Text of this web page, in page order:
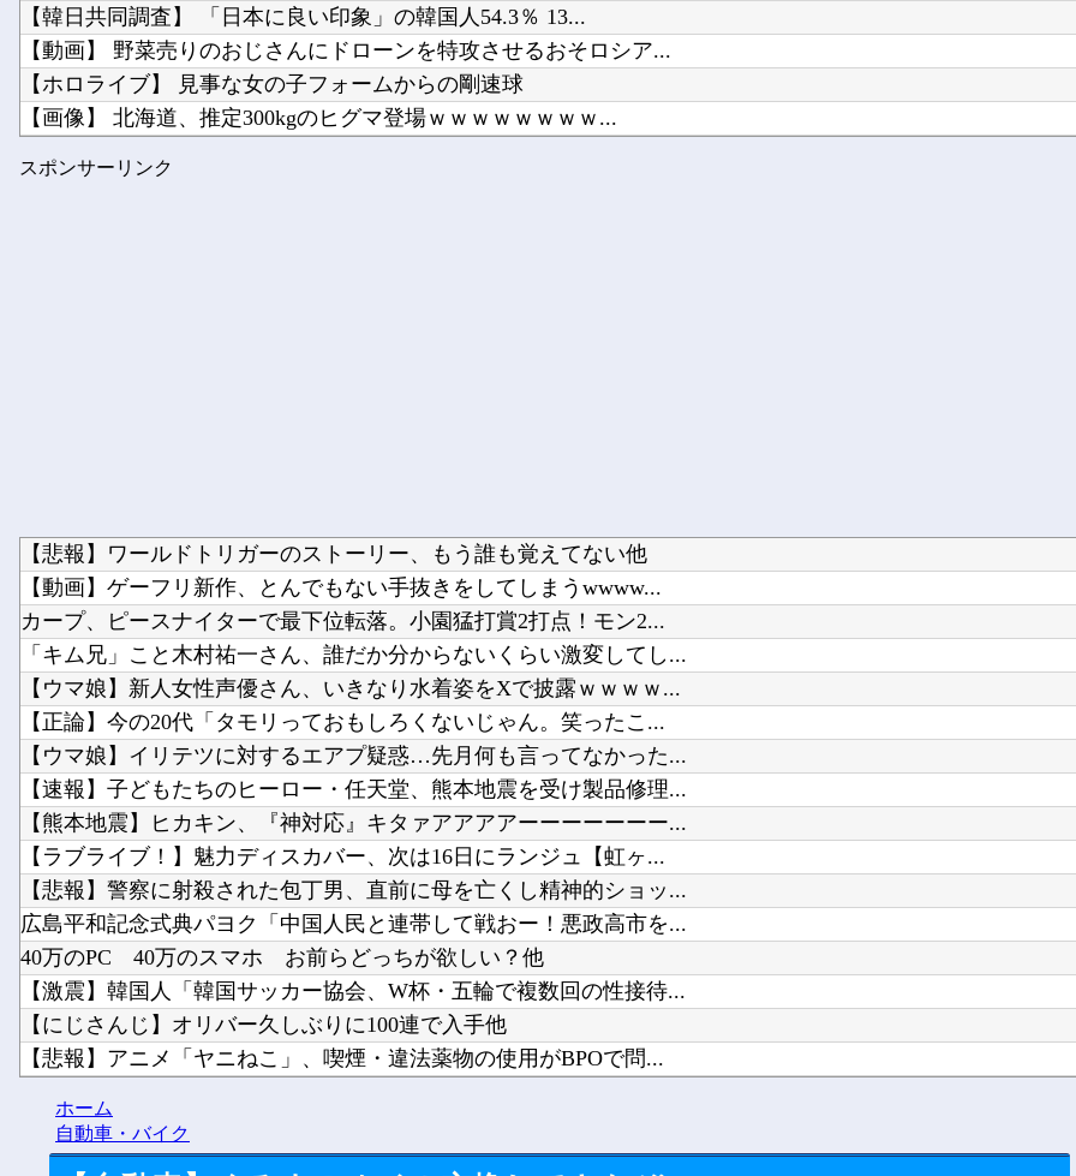
【韓日共同調査】 「日本に良い印象」の韓国人54.3％ 13...
【動画】 野菜売りのおじさんにドローンを特攻させるおそロシア...
【ホロライブ】 見事な女の子フォームからの剛速球
【画像】 北海道、推定300kgのヒグマ登場ｗｗｗｗｗｗｗｗ...
【日向坂46】 黒ビキニかほりん、強すぎる
スポンサーリンク
【悲報】ワールドトリガーのストーリー、もう誰も覚えてない他
【動画】ゲーフリ新作、とんでもない手抜きをしてしまうwwww...
カープ、ピースナイターで最下位転落。小園猛打賞2打点！モン2...
「キム兄」こと木村祐一さん、誰だか分からないくらい激変してし...
【ウマ娘】新人女性声優さん、いきなり水着姿をXで披露ｗｗｗｗ...
【正論】今の20代「タモリっておもしろくないじゃん。笑ったこ...
【ウマ娘】イリテツに対するエアプ疑惑…先月何も言ってなかった...
【速報】子どもたちのヒーロー・任天堂、熊本地震を受け製品修理...
【熊本地震】ヒカキン、『神対応』キタァアアアアーーーーーーー...
【ラブライブ！】魅力ディスカバー、次は16日にランジュ【虹ヶ...
【悲報】警察に射殺された包丁男、直前に母を亡くし精神的ショッ...
広島平和記念式典パヨク「中国人民と連帯して戦おー！悪政高市を...
40万のPC 40万のスマホ お前らどっちが欲しい？他
【激震】韓国人「韓国サッカー協会、W杯・五輪で複数回の性接待...
【にじさんじ】オリバー久しぶりに100連で入手他
【悲報】アニメ「ヤニねこ」、喫煙・違法薬物の使用がBPOで問...
【雑談】ホロライブ掲示板：ホロ速：PART2【配信実況可】他
ホーム
自動車・バイク